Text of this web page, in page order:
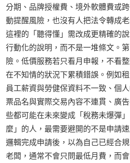
分期、品牌授權費、境外軟體費或
動提醒風險，也沒有人把法令轉成
這裡的「聽得懂」需改成更精確的
行動化的說明，而不是一堆條文。
險。低價服務若只看月申報，不看
在不知情的狀況下累積錯誤。例如
員工薪資與勞健保資料不一致、個
票品名與實際交易內容不連貫、廣
些都可能在未來變成「稅務未爆彈
麼」的人，最需要避開的不是申請
邏輯完成申請後，以為自己已經合
老闆，通常不會只問最低月費，而